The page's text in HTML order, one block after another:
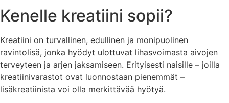
Kenelle kreatiini sopii?
Kreatiini on turvallinen, edullinen ja monipuolinen
ravintolisä, jonka hyödyt ulottuvat lihasvoimasta aivojen
terveyteen ja arjen jaksamiseen. Erityisesti naisille – joilla
kreatiinivarastot ovat luonnostaan pienemmät –
lisäkreatiinista voi olla merkittävää hyötyä.